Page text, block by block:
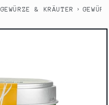
GEWÜRZE & KRÄUTER ›